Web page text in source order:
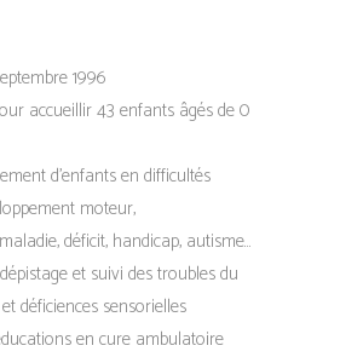
1996
accueillir 43 enfants âgés de 0
d’enfants en difficultés
moteur,
déficit, handicap, autisme…
et suivi des troubles du
déficiences sensorielles
en cure ambulatoire